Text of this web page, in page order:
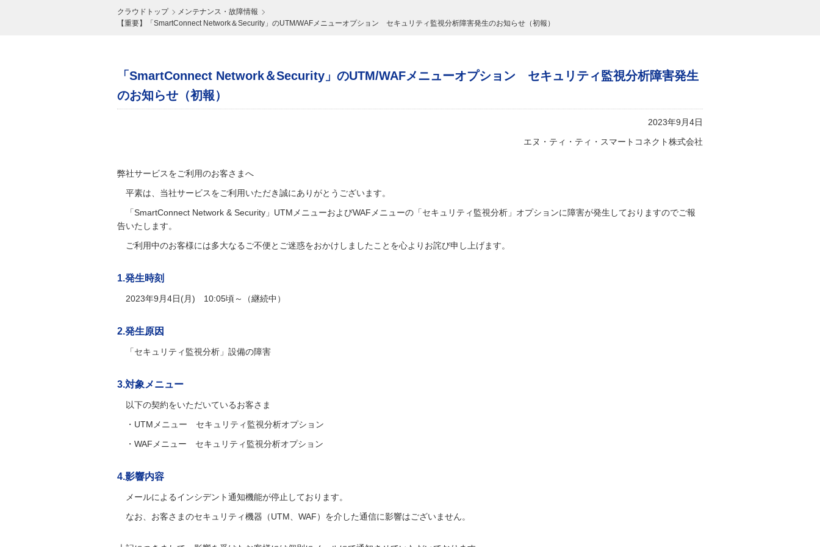
クラウドトップ
メンテナンス・故障情報
【重要】「SmartConnect Network＆Security」のUTM/WAFメニューオプション セキュリティ監視分析障害発生のお知らせ（初報）
「SmartConnect Network＆Security」のUTM/WAFメニューオプション セキュリティ監視分析障害発生
のお知らせ（初報）
2023年9月4日
エヌ・ティ・ティ・スマートコネクト株式会社
弊社サービスをご利用のお客さまへ
平素は、当社サービスをご利用いただき誠にありがとうございます。
「SmartConnect Network & Security」UTMメニューおよびWAFメニューの「セキュリティ監視分析」オプションに障害が発生しておりますのでご報
告いたします。
ご利用中のお客様には多大なるご不便とご迷惑をおかけしましたことを心よりお詫び申し上げます。
1.発生時刻
2023年9月4日(月) 10:05頃～（継続中）
2.発生原因
「セキュリティ監視分析」設備の障害
3.対象メニュー
以下の契約をいただいているお客さま
・UTMメニュー セキュリティ監視分析オプション
・WAFメニュー セキュリティ監視分析オプション
4.影響内容
メールによるインシデント通知機能が停止しております。
なお、お客さまのセキュリティ機器（UTM、WAF）を介した通信に影響はございません。